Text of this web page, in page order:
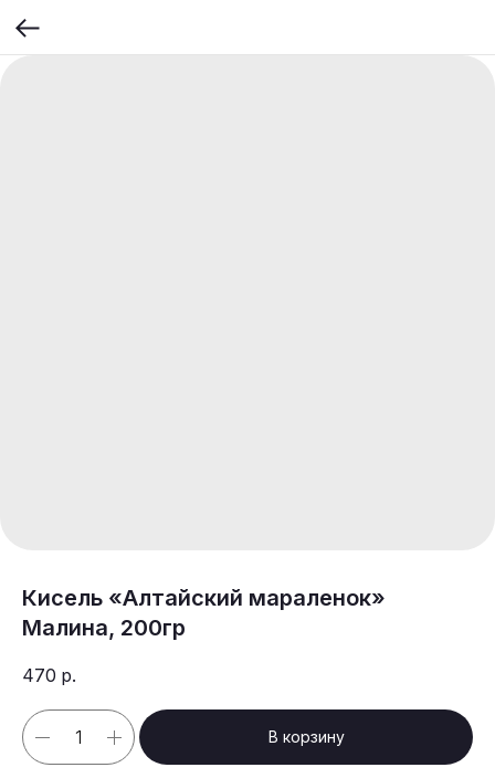
Кисель «Алтайский мараленок»
Малина, 200гр
470 р.
В корзину